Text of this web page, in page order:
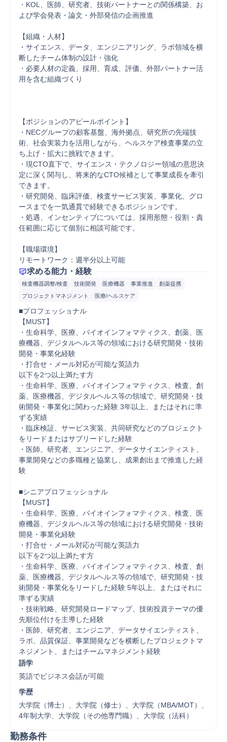
・KOL、医師、研究者、技術パートナーとの関係構築、お
よび学会発表・論文・外部発信の企画推進
【組織・人材】
・サイエンス、データ、エンジニアリング、ラボ領域を横
断したチーム体制の設計・強化
・必要人材の定義、採用、育成、評価、外部パートナー活
用を含む組織づくり
【ポジションのアピールポイント】
・NECグループの顧客基盤、海外拠点、研究所の先端技
術、社会実装力を活用しながら、ヘルスケア検査事業の立
ち上げ・拡大に挑戦できます。
・現CTO直下で、サイエンス・テクノロジー領域の意思決
定に深く関与し、将来的なCTO候補として事業成長を牽引
できます。
・研究開発、臨床評価、検査サービス実装、事業化、グロ
ースまでを一気通貫で経験できるポジションです。
・処遇、インセンティブについては、採用形態・役割・責
任範囲に応じて個別に相談可能です。
【職場環境】
リモートワーク：週半分以上可能
求める能力・経験
検査機器調整/検査 技術開発 医療機器 事業推進
創薬提携
プロジェクトマネジメント
医療/ヘルスケア
■プロフェッショナル
【MUST】
・生命科学、医療、バイオインフォマティクス、創薬、医
療機器、デジタルヘルス等の領域における研究開発・技術
開発・事業化経験
・打合せ・メール対応が可能な英語力
以下を2つ以上満たす方
・生命科学、医療、バイオインフォマティクス、検査、創
薬、医療機器、デジタルヘルス等の領域で、研究開発・技
術開発・事業化に関わった経験 3年以上、またはそれに準
ずる実績
・臨床検証、サービス実装、共同研究などのプロジェクト
をリードまたはサブリードした経験
・医師、研究者、エンジニア、データサイエンティスト、
事業開発などの多職種と協業し、成果創出まで推進した経
験
■シニアプロフェッショナル
【MUST】
・生命科学、医療、バイオインフォマティクス、検査、医
療機器、デジタルヘルス等の領域における研究開発・技術
開発・事業化経験
・打合せ・メール対応が可能な英語力
以下を2つ以上満たす方
・生命科学、医療、バイオインフォマティクス、検査、創
薬、医療機器、デジタルヘルス等の領域で、研究開発・技
術開発・事業化をリードした経験 5年以上、またはそれに
準ずる実績
・技術戦略、研究開発ロードマップ、技術投資テーマの優
先順位付けを主導した経験
・医師、研究者、エンジニア、データサイエンティスト、
ラボ、品質保証、事業開発などを横断したプロジェクトマ
ネジメント、またはチームマネジメント経験
語学
英語でビジネス会話が可能
学歴
大学院（博士）、大学院（修士）、大学院（MBA/MOT）、
4年制大学、大学院（その他専門職）、大学院（法科）
勤務条件